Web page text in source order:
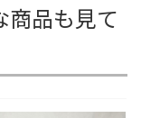
商品も見て